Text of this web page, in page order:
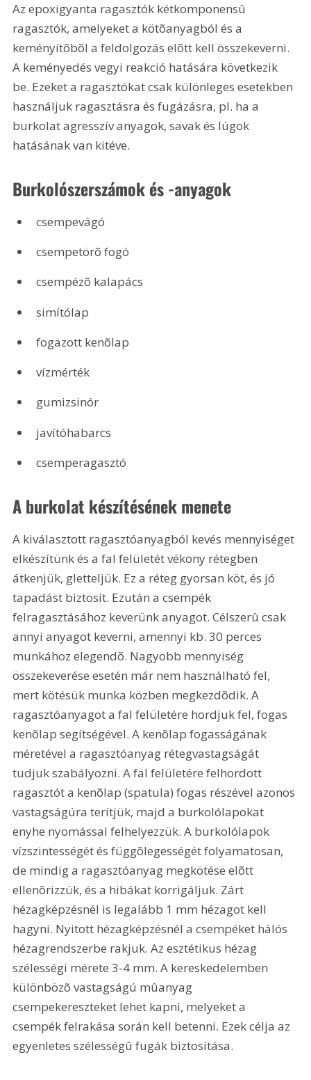
Az epoxigyanta ragasztók kétkomponensû
ragasztók, amelyeket a kötõanyagból és a
keményítõbõl a feldolgozás elõtt kell összekeverni.
A keményedés vegyi reakció hatására következik
be. Ezeket a ragasztókat csak különleges esetekben
használjuk ragasztásra és fugázásra, pl. ha a
burkolat agresszív anyagok, savak és lúgok
hatásának van kitéve.
Burkolószerszámok és -anyagok
csempevágó
csempetörõ fogó
csempézõ kalapács
simítólap
fogazott kenõlap
vízmérték
gumizsinór
javítóhabarcs
csemperagasztó
A burkolat készítésének menete
A kiválasztott ragasztóanyagból kevés mennyiséget
elkészítünk és a fal felületét vékony rétegben
átkenjük, gletteljük. Ez a réteg gyorsan köt, és jó
tapadást biztosít. Ezután a csempék
felragasztásához keverünk anyagot. Célszerû csak
annyi anyagot keverni, amennyi kb. 30 perces
munkához elegendõ. Nagyobb mennyiség
összekeverése esetén már nem használható fel,
mert kötésük munka közben megkezdõdik. A
ragasztóanyagot a fal felületére hordjuk fel, fogas
kenõlap segítségével. A kenõlap fogasságának
méretével a ragasztóanyag rétegvastagságát
tudjuk szabályozni. A fal felületére felhordott
ragasztót a kenõlap (spatula) fogas részével azonos
vastagságúra terítjük, majd a burkolólapokat
enyhe nyomással felhelyezzük. A burkolólapok
vízszintességét és függõlegességét folyamatosan,
de mindig a ragasztóanyag megkötése elõtt
ellenõrizzük, és a hibákat korrigáljuk. Zárt
hézagképzésnél is legalább 1 mm hézagot kell
hagyni. Nyitott hézagképzésnél a csempéket hálós
hézagrendszerbe rakjuk. Az esztétikus hézag
szélességi mérete 3-4 mm. A kereskedelemben
különbözõ vastagságú mûanyag
csempekereszteket lehet kapni, melyeket a
csempék felrakása során kell betenni. Ezek célja az
egyenletes szélességû fugák biztosítása.